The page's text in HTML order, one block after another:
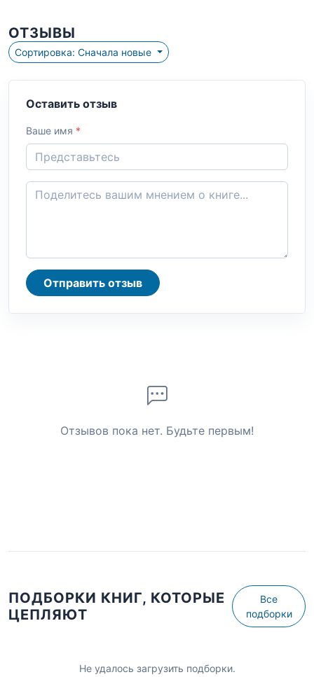
ОТЗЫВЫ
Сортировка: Сначала новые
Оставить отзыв
Ваше имя *
Отправить отзыв
Отзывов пока нет. Будьте первым!
ПОДБОРКИ КНИГ, КОТОРЫЕ
ЦЕПЛЯЮТ
Все
подборки
Не удалось загрузить подборки.